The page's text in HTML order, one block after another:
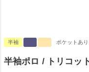
半袖 ポケットあり
半袖ポロ / トリコッ